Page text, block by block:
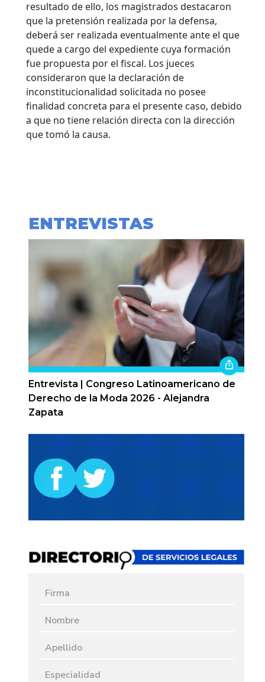
resultado de ello, los magistrados destacaron
que la pretensión realizada por la defensa,
deberá ser realizada eventualmente ante el que
quede a cargo del expediente cuya formación
fue propuesta por el fiscal. Los jueces
consideraron que la declaración de
inconstitucionalidad solicitada no posee
finalidad concreta para el presente caso, debido
a que no tiene relación directa con la dirección
que tomó la causa.
ENTREVISTAS
Entrevista | Congreso Latinoamericano de
Derecho de la Moda 2026 - Alejandra
Zapata